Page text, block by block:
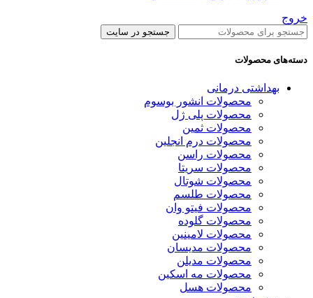
خروج
جستجو در سایت
دسته‌های محصولات
بهداشتی درمانی
محصولات انشور بوسوم
محصولات پلی ژل
محصولات ثمین
محصولات درم انجلین
محصولات راسن
محصولات سریتا
محصولات شوتال
محصولات طلسم
محصولات فیتو وان
محصولات گلوده
محصولات لامینین
محصولات مدیسان
محصولات مدیلن
محصولات مه اسکین
محصولات هسل